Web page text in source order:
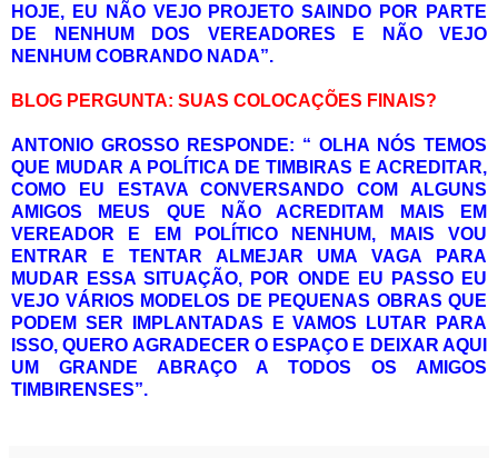
HOJE, EU NÃO VEJO PROJETO SAINDO POR PARTE
DE NENHUM DOS VEREADORES E NÃO VEJO
NENHUM COBRANDO NADA”.
BLOG PERGUNTA: SUAS COLOCAÇÕES FINAIS?
ANTONIO GROSSO RESPONDE: “ OLHA NÓS TEMOS
QUE MUDAR A POLÍTICA DE TIMBIRAS E ACREDITAR,
COMO EU ESTAVA CONVERSANDO COM ALGUNS
AMIGOS MEUS QUE NÃO ACREDITAM MAIS EM
VEREADOR E EM POLÍTICO NENHUM, MAIS VOU
ENTRAR E TENTAR ALMEJAR UMA VAGA PARA
MUDAR ESSA SITUAÇÃO, POR ONDE EU PASSO EU
VEJO VÁRIOS MODELOS DE PEQUENAS OBRAS QUE
PODEM SER IMPLANTADAS E VAMOS LUTAR PARA
ISSO, QUERO AGRADECER O ESPAÇO E DEIXAR AQUI
UM GRANDE ABRAÇO A TODOS OS AMIGOS
TIMBIRENSES”.